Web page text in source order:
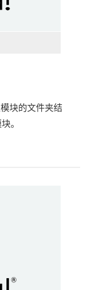
块的文件夹结
。